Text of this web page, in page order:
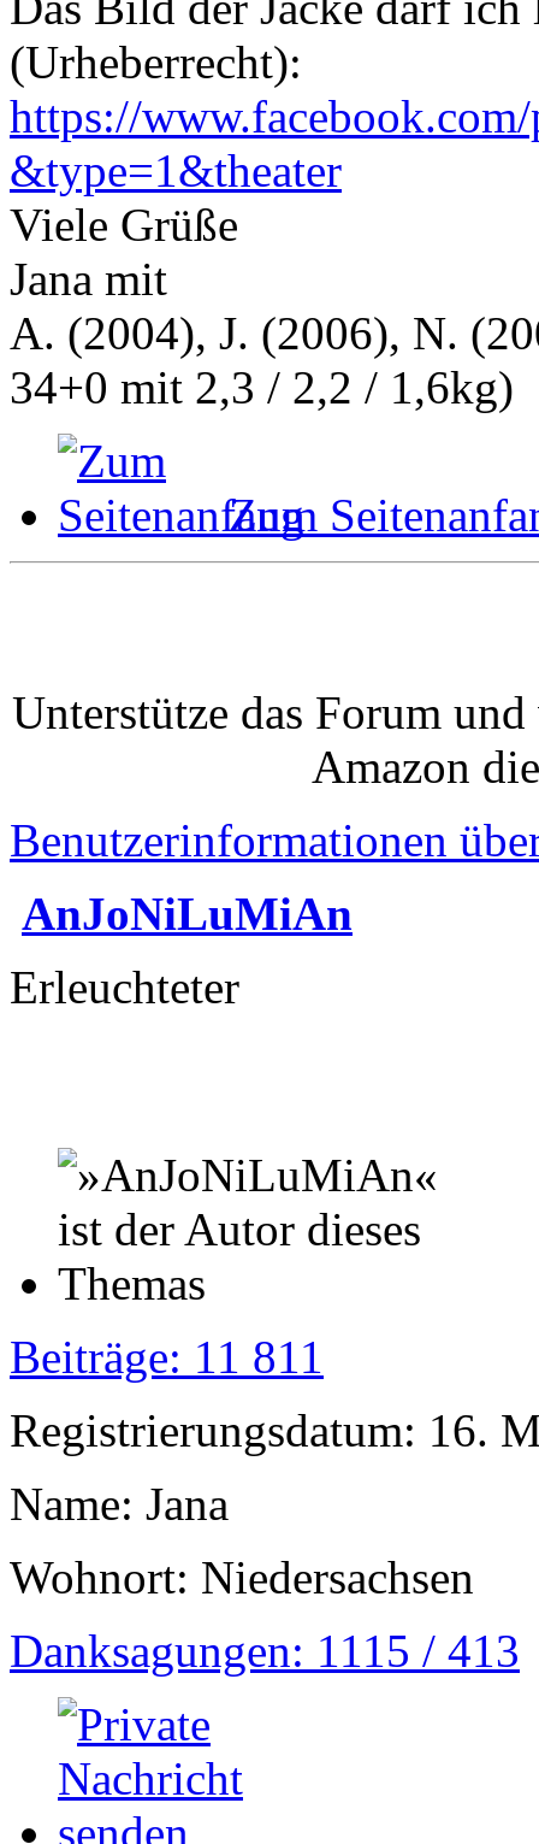
(Urheberrecht):
https://
&type=1&theater
Viele Grüße
Jana mit
A. (2004), J. (2006), N.
34+0 mit 2,3 / 2,2 / 1,6kg)
Zum
Unterstütze das Forum
Amazon
Benutzerinformationen
AnJoNiLuMiAn
Erleuchteter
Beiträge: 11 811
Registrierungsdatum: 16.
Name: Jana
Wohnort: Niedersachsen
Danksagungen: 1115 / 413